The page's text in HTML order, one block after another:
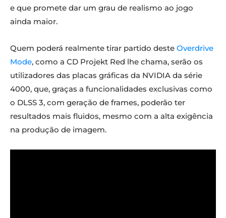
e que promete dar um grau de realismo ao jogo
ainda maior.
Quem poderá realmente tirar partido deste Overdrive
Mode, como a CD Projekt Red lhe chama, serão os
utilizadores das placas gráficas da NVIDIA da série
4000, que, graças a funcionalidades exclusivas como
o DLSS 3, com geração de frames, poderão ter
resultados mais fluidos, mesmo com a alta exigência
na produção de imagem.